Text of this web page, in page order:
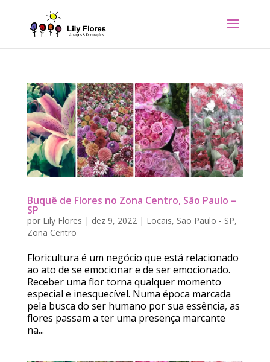
Buquê de Flores no Zona Centro, São Paulo –
SP
por Lily Flores | dez 9, 2022| Locais, São Paulo - SP,
Zona Centro
Floricultura é um negócio que está relacionado
ao ato de se emocionar e de ser emocionado.
Receber uma flor torna qualquer momento
especial e inesquecível. Numa época marcada
pela busca do ser humano por sua essência, as
flores passam a ter uma presença marcante
na...